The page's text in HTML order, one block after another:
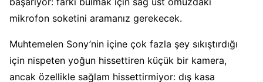
mikrofon soketini aramanız gerekecek.
Muhtemelen Sony’nin içine çok fazla şey sıkıştırdığı
için nispeten yoğun hissettiren küçük bir kamera,
ancak özellikle sağlam hissettirmiyor: dış kasa